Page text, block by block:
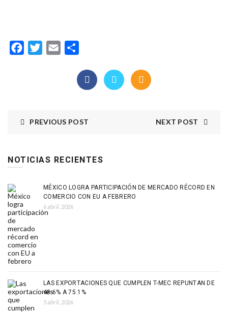
FacebookTwitterEmail
PREVIOUS POST NEXT POST
NOTICIAS RECIENTES
MÉXICO LOGRA PARTICIPACIÓN DE MERCADO RÉCORD EN
COMERCIO CON EU A FEBRERO
6 abril, 2026
LAS EXPORTACIONES QUE CUMPLEN T-MEC REPUNTAN DE
48.6% A 75.1%
5 abril, 2026